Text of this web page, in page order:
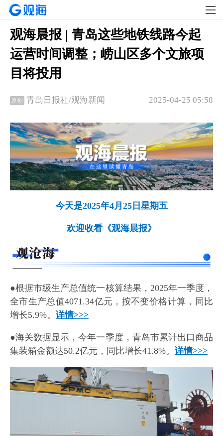
观海晨报 | 青岛这些地铁线路今起
运营时间调整；崂山区多个文旅项
目将投用
原创 2025-04-25 05:58
青岛日报社/观海新闻
今天是2025年4月25日星期五
欢迎收看《观海晨报》
●根据市级生产总值统一核算结果，2025年一季度，
全市生产总值4071.34亿元，按不变价格计算，同比
增长5.9%。 详情>>>
●海关数据显示，今年一季度，青岛市累计出口商品
集装箱金额达50.2亿元，同比增长41.8%。 详情>>>